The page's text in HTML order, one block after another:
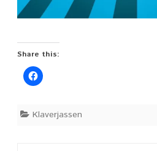
Share this:
Klaverjassen